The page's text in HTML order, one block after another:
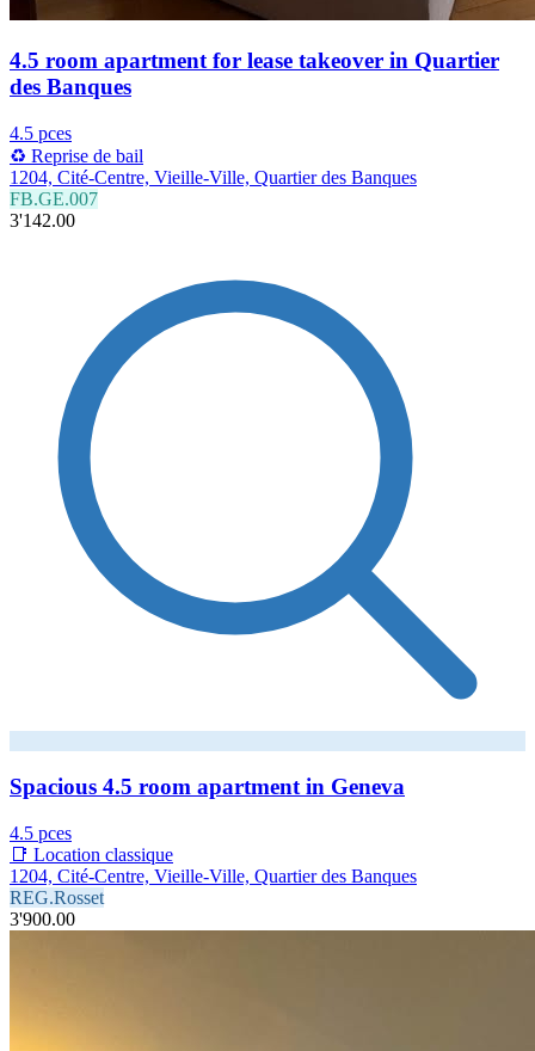
4.5 room apartment for lease takeover in Quartier
des Banques
4.5 pces
♻️ Reprise de bail
1204, Cité-Centre, Vieille-Ville, Quartier des Banques
FB.GE.007
3'142.00
Spacious 4.5 room apartment in Geneva
4.5 pces
📑 Location classique
1204, Cité-Centre, Vieille-Ville, Quartier des Banques
REG.Rosset
3'900.00